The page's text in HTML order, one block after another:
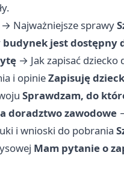
→ Najważniejsze sprawy
budynek jest dostępny
→ Jak zapisać dziecko
i opinieZapisuję
Sprawdzam, do
doradztwo zawodowe
i wnioski do pobrania
Mam pytanie o